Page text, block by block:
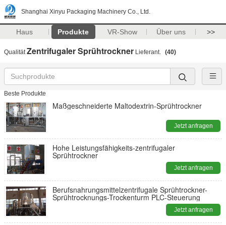
Shanghai Xinyu Packaging Machinery Co., Ltd.
Haus Produkte VR-Show Über uns >>
QualitätZentrifugaler Sprühtrockner Lieferant. (40)
Beste Produkte
Maßgeschneiderte Maltodextrin-Sprühtrockner
Jetzt anfragen
Hohe Leistungsfähigkeits-zentrifugaler
Sprühtrockner
Jetzt anfragen
Berufsnahrungsmittelzentrifugale Sprühtrockner-
Sprühtrocknungs-Trockenturm PLC-Steuerung
Jetzt anfragen